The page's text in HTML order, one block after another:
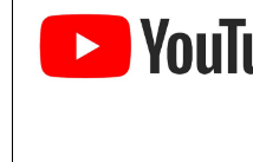
Médiathèque de
Rencontre / dédicace avec
livre « La ballade du pendu
Mise en musique d’un livre
musicienne pédagogue :